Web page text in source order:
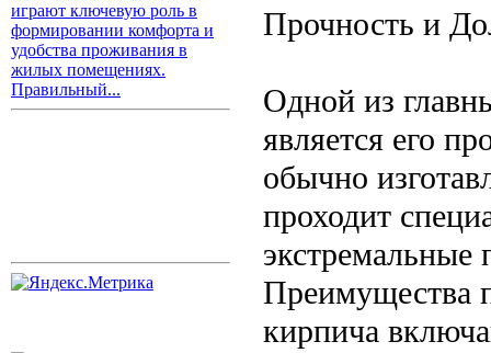
играют ключевую роль в
формировании комфорта и
удобства проживания в
жилых помещениях.
Правильный...
Прочность и
Одной из
является его
обычно
проходит
экстремальные
Преимущества
кирпича